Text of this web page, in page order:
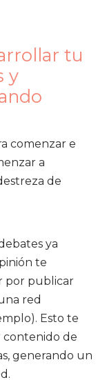
tu
y
comenzar e
a
de
ya
te
por publicar
red
Esto te
contenido de
generando un